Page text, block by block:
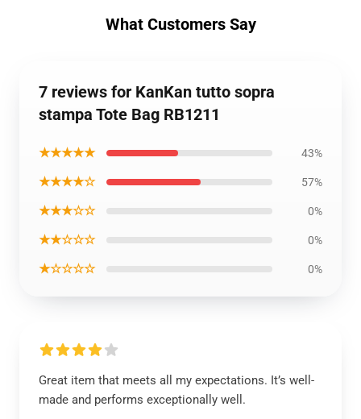
What Customers Say
7 reviews for KanKan tutto sopra
stampa Tote Bag RB1211
★★★★★ 43%
★★★★☆ 57%
★★★☆☆ 0%
★★☆☆☆ 0%
★☆☆☆☆ 0%
Great item that meets all my expectations. It’s well-
made and performs exceptionally well.